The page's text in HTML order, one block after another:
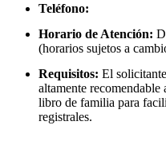
Teléfono:
Horario de Atención:
(horarios sujetos a
Requisitos: El
altamente recomendable
libro de familia para
registrales.